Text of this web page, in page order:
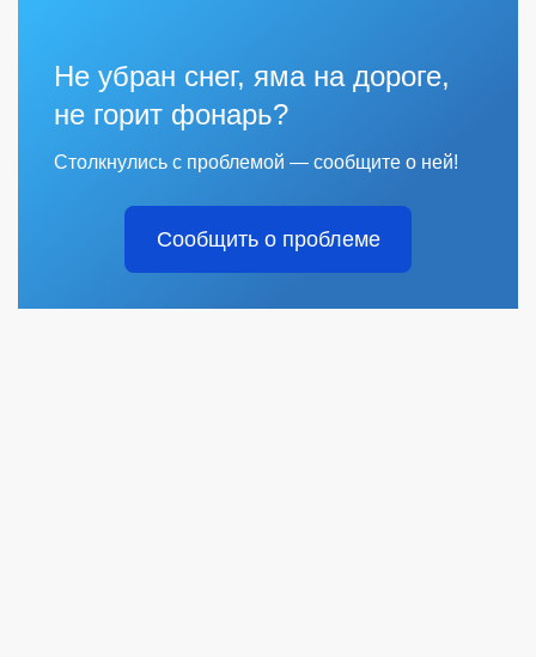
Не убран снег, яма на дороге,
не горит фонарь?
Столкнулись с проблемой — сообщите о ней!
Сообщить о проблеме